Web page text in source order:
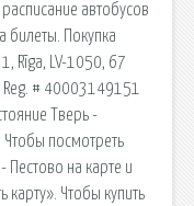
автобусов
билеты. Покупка
Rīga, LV-1050, 67
# 40003149151
Тверь -
Чтобы посмотреть
на карте и
карту». Чтобы купить